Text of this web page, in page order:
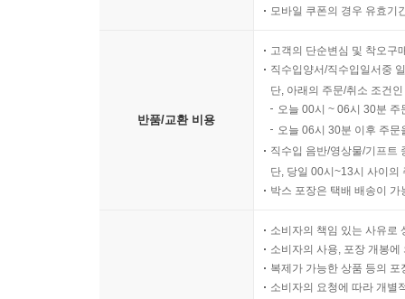
모바일 쿠폰의 경우 유효기
반품/교환 비용
고객의 단순변심 및 착오구
직수입양서/직수입일서중
단, 아래의 주문/취소 조건
오늘 00시 ~ 06시 30분
오늘 06시 30분 이후 주
직수입 음반/영상물/기프트
단, 당일 00시~13시 사이의
박스 포장은 택배 배송이
소비자의 책임 있는 사유로
소비자의 사용, 포장 개봉
복제가 가능한 상품 등의
소비자의 요청에 따라 개별